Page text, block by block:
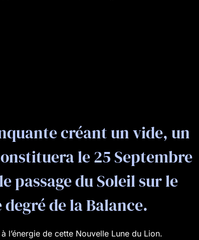
créant un vide, un
le 25 Septembre
passage du Soleil sur le
de la Balance.
l’énergie de cette Nouvelle Lune du Lion.